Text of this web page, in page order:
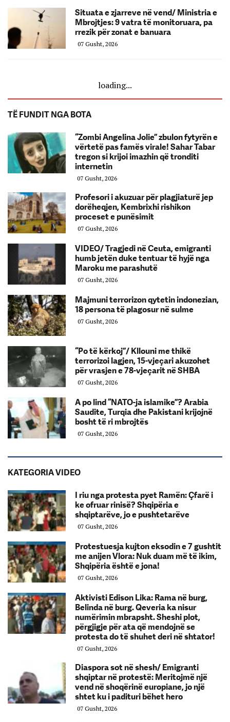
Situata e zjarreve në vend/ Ministria e
Mbrojtjes: 9 vatra të monitoruara, pa
rrezik për zonat e banuara
07 Gusht, 2026
loading...
TË FUNDIT NGA BOTA
“Zombi Angelina Jolie” zbulon fytyrën e
vërtetë pas famës virale! Sahar Tabar
tregon si krijoi imazhin që tronditi
internetin
07 Gusht, 2026
Profesori i akuzuar për plagjiaturë jep
dorëheqjen, Kembrixhi rishikon
proceset e punësimit
07 Gusht, 2026
VIDEO/ Tragjedi në Ceuta, emigranti
humb jetën duke tentuar të hyjë nga
Maroku me parashutë
07 Gusht, 2026
Majmuni terrorizon qytetin indonezian,
18 persona të plagosur në sulme
07 Gusht, 2026
“Po të kërkoj”/ Kllouni me thikë
terrorizoi lagjen, 15-vjeçari akuzohet
për vrasjen e 78-vjeçarit në SHBA
07 Gusht, 2026
A po lind “NATO-ja islamike”? Arabia
Saudite, Turqia dhe Pakistani krijojnë
bosht të ri mbrojtës
07 Gusht, 2026
KATEGORIA VIDEO
I riu nga protesta pyet Ramën: Çfarë i
ke ofruar rinisë? Shqipëria e
shqiptarëve, jo e pushtetarëve
07 Gusht, 2026
Protestuesja kujton eksodin e 7 gushtit
me anijen Vlora: Nuk duam më të ikim,
Shqipëria është e jona!
07 Gusht, 2026
Aktivisti Edison Lika: Rama në burg,
Belinda në burg. Qeveria ka nisur
numërimin mbrapsht. Sheshi plot,
përgjigje për ata që mendojnë se
protesta do të shuhet deri në shtator!
07 Gusht, 2026
Diaspora sot në shesh/ Emigranti
shqiptar në protestë: Meritojmë një
vend në shoqërinë europiane, jo një
shtet ku i padituri bëhet hero
07 Gusht, 2026